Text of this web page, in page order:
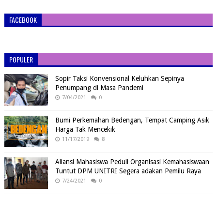
FACEBOOK
POPULER
Sopir Taksi Konvensional Keluhkan Sepinya
Penumpang di Masa Pandemi
7/04/2021 0
Bumi Perkemahan Bedengan, Tempat Camping Asik
Harga Tak Mencekik
11/17/2019 8
Aliansi Mahasiswa Peduli Organisasi Kemahasiswaan
Tuntut DPM UNITRI Segera adakan Pemilu Raya
7/24/2021 0